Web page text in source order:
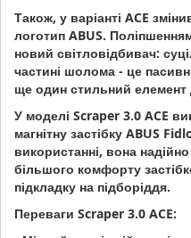
Також, у варіанті ACE
логотип ABUS.
новий світловідбивач:
частині шолома - це
ще один стильний елемент
У моделі Scraper 3.0 ACE
магнітну застібку ABUS
використанні, вона
більшого комфорту
підкладку на підборіддя.
Переваги Scraper 3.0 ACE: